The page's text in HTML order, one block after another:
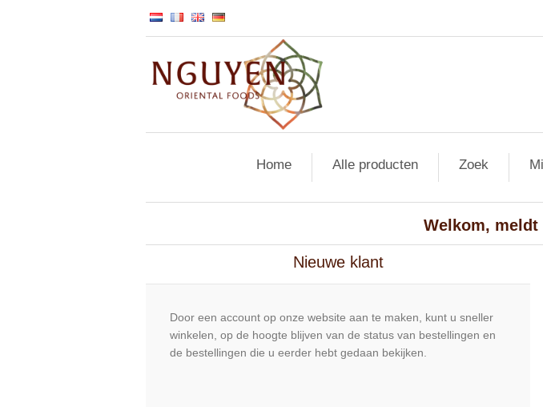
Home Alle producten Zoek
Welkom, meldt
Nieuwe klant
Door een account op onze website aan te maken, kunt u sneller
winkelen, op de hoogte blijven van de status van bestellingen en
de bestellingen die u eerder hebt gedaan bekijken.